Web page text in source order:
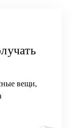
вещи,